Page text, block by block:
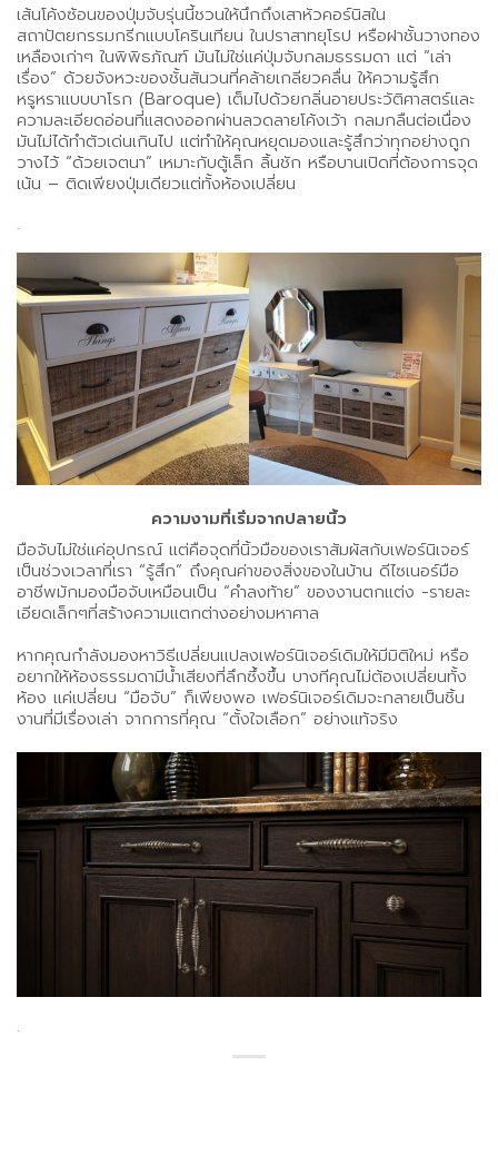
เส้นโค้งซ้อนของปุ่มจับรุ่นนี้ชวนให้นึกถึงเสาหัวคอร์นิสใน
สถาปัตยกรรมกรีกแบบโครินเทียน ในปราสาทยุโรป หรือฝาชั้นวางทอง
เหลืองเก่าๆ ในพิพิธภัณฑ์ มันไม่ใช่แค่ปุ่มจับกลมธรรมดา แต่ “เล่า
เรื่อง” ด้วยจังหวะของชั้นสันวนที่คล้ายเกลียวคลื่น ให้ความรู้สึก
หรูหราแบบบาโรก (Baroque) เต็มไปด้วยกลิ่นอายประวัติศาสตร์และ
ความละเอียดอ่อนที่แสดงออกผ่านลวดลายโค้งเว้า กลมกลืนต่อเนื่อง
มันไม่ได้ทำตัวเด่นเกินไป แต่ทำให้คุณหยุดมองและรู้สึกว่าทุกอย่างถูก
วางไว้ “ด้วยเจตนา” เหมาะกับตู้เล็ก ลิ้นชัก หรือบานเปิดที่ต้องการจุด
เน้น – ติดเพียงปุ่มเดียวแต่ทั้งห้องเปลี่ยน
.
ความงามที่เริ่มจากปลายนิ้ว
มือจับไม่ใช่แค่อุปกรณ์ แต่คือจุดที่นิ้วมือของเราสัมผัสกับเฟอร์นิเจอร์
เป็นช่วงเวลาที่เรา “รู้สึก” ถึงคุณค่าของสิ่งของในบ้าน ดีไซเนอร์มือ
อาชีพมักมองมือจับเหมือนเป็น “คำลงท้าย” ของงานตกแต่ง -รายละ
เอียดเล็กๆที่สร้างความแตกต่างอย่างมหาศาล
หากคุณกำลังมองหาวิธีเปลี่ยนแปลงเฟอร์นิเจอร์เดิมให้มีมิติใหม่ หรือ
อยากให้ห้องธรรมดามีน้ำเสียงที่ลึกซึ้งขึ้น บางทีคุณไม่ต้องเปลี่ยนทั้ง
ห้อง แค่เปลี่ยน “มือจับ” ก็เพียงพอ เฟอร์นิเจอร์เดิมจะกลายเป็นชิ้น
งานที่มีเรื่องเล่า จากการที่คุณ “ตั้งใจเลือก” อย่างแท้จริง
.